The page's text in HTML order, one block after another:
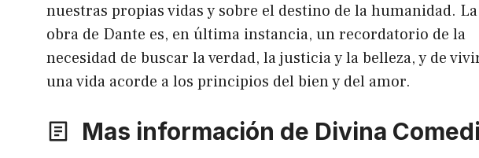
nuestras propias vidas y sobre el destino de la humanidad. La
obra de Dante es, en última instancia, un recordatorio de la
necesidad de buscar la verdad, la justicia y la belleza, y de
una vida acorde a los principios del bien y del amor.
Mas información de Divina